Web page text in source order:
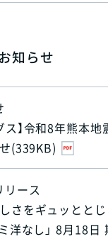
知らせ
ス】令和8年熊本
(339KB)
リース
さをギュッととじ
洋なし」 8月18